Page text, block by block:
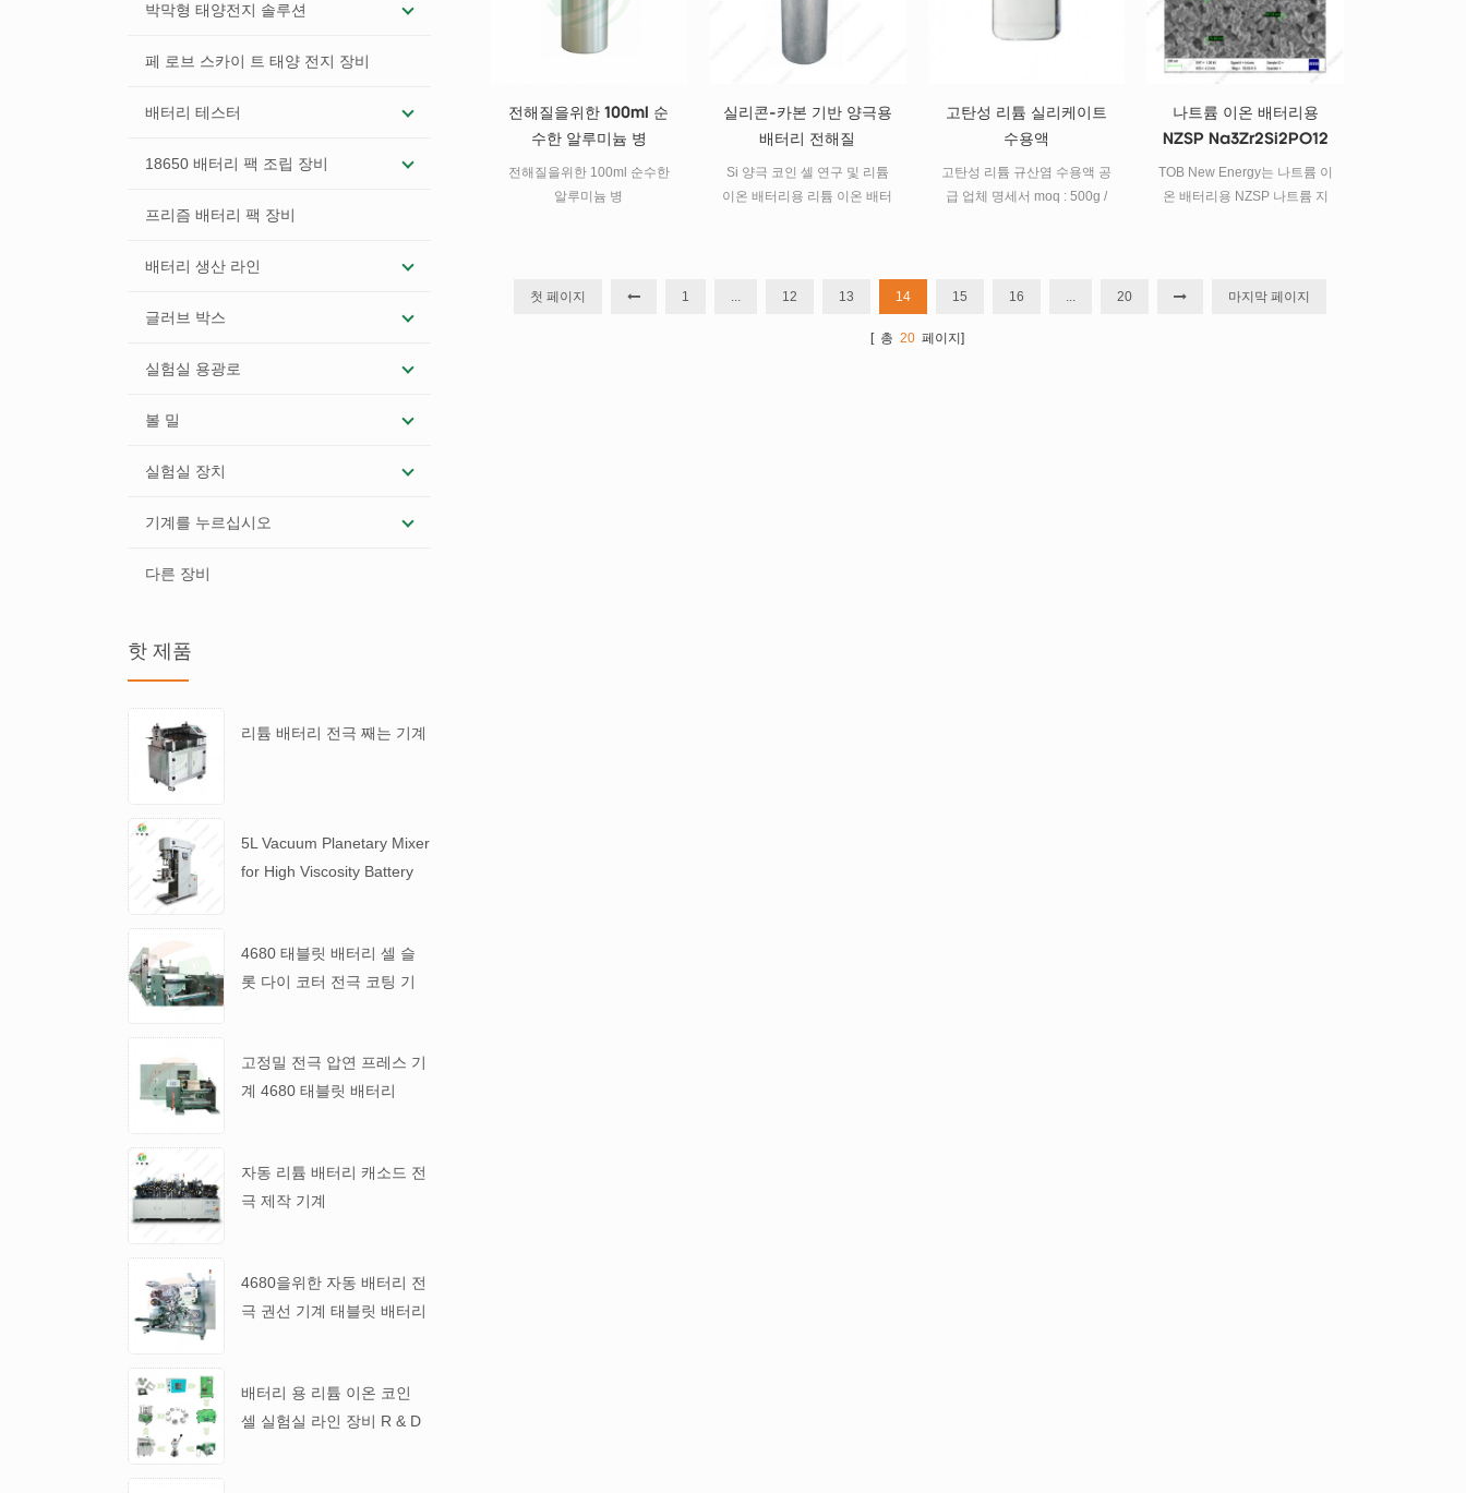
박막형 태양전지 솔루션
페 로브 스카이 트 태양 전지 장비
배터리 테스터
18650 배터리 팩 조립 장비
프리즘 배터리 팩 장비
배터리 생산 라인
글러브 박스
실험실 용광로
볼 밀
실험실 장치
기계를 누르십시오
다른 장비
핫 제품
리튬 배터리 전극 째는 기계
5L Vacuum Planetary Mixer
for High Viscosity Battery
4680 태블릿 배터리 셀 슬
롯 다이 코터 전극 코팅 기
고정밀 전극 압연 프레스 기
계 4680 태블릿 배터리
자동 리튬 배터리 캐소드 전
극 제작 기계
4680을위한 자동 배터리 전
극 권선 기계 태블릿 배터리
배터리 용 리튬 이온 코인
셀 실험실 라인 장비 R & D
전해질을위한 100ml 순
수한 알루미늄 병
전해질을위한 100ml 순수한
알루미늄 병
실리콘-카본 기반 양극용
배터리 전해질
Si 양극 코인 셀 연구 및 리튬
이온 배터리용 리튬 이온 배터
고탄성 리튬 실리케이트
수용액
고탄성 리튬 규산염 수용액 공
급 업체 명세서 moq : 500g /
1.18 ph 11 외관 투명한 해결
패키지 : 내부 플라스틱 병 씰
나트륨 이온 배터리용
NZSP Na3Zr2Si2PO12
전해질
TOB New Energy는 나트륨 이
온 배터리용 NZSP 나트륨 지
첫 페이지
1 ... 12 13 14 15 16 ... 20 마지막 페이지
[ 총 20페이지]